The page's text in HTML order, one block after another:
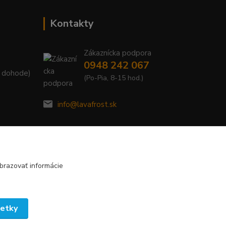
Kontakty
Zákaznícka podpora
0948 242 067
(Po-Pia, 8-15 hod.)
info@lavafrost.sk
informácie